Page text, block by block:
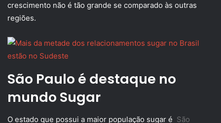
crescimento não é tão grande se comparado às outras
regiões.
São Paulo é destaque no
mundo Sugar
O estado que possui a maior população sugar é São